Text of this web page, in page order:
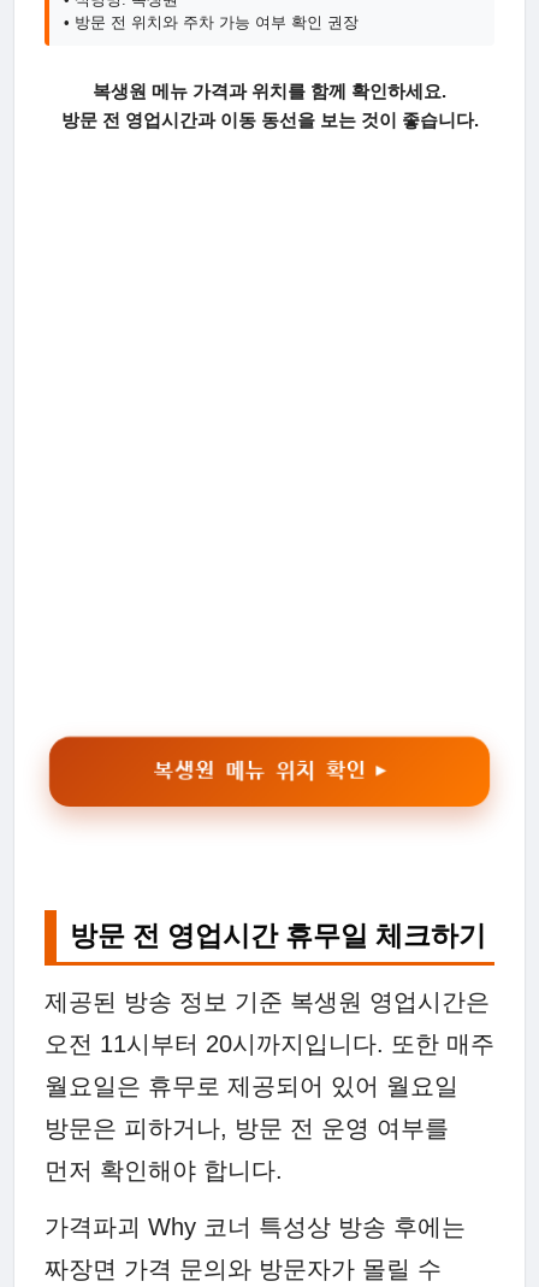
• 방문 전 위치와 주차 가능 여부 확인 권장
복생원 메뉴 가격과 위치를 함께 확인하세요.
방문 전 영업시간과 이동 동선을 보는 것이 좋습니다.
복생원 메뉴 위치 확인 ▶
방문 전 영업시간 휴무일 체크하기
제공된 방송 정보 기준 복생원 영업시간은
오전 11시부터 20시까지입니다. 또한 매주
월요일은 휴무로 제공되어 있어 월요일
방문은 피하거나, 방문 전 운영 여부를
먼저 확인해야 합니다.
가격파괴 Why 코너 특성상 방송 후에는
짜장면 가격 문의와 방문자가 몰릴 수